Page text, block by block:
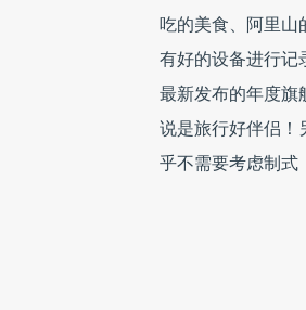
吃的美食、阿里
有好的设备进行记
最新发布的年度
说是旅行好伴侣！
乎不需要考虑制式